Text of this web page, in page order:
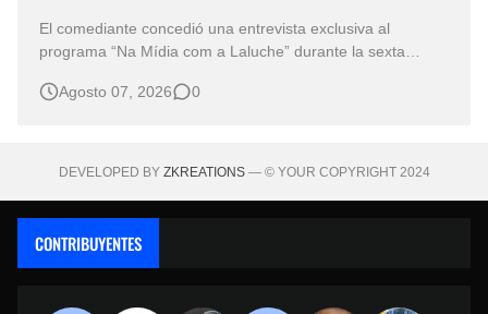
El comediante concedió una entrevista exclusiva al
programa “Na Mídia com a Laluche” durante la sexta
eventos benéficos más importantes de Brasil. En medio del
Agosto 07, 2026 0
DEVELOPED BY ZKREATIONS— © YOUR COPYRIGHT 2024
CONTRIBUYENTES